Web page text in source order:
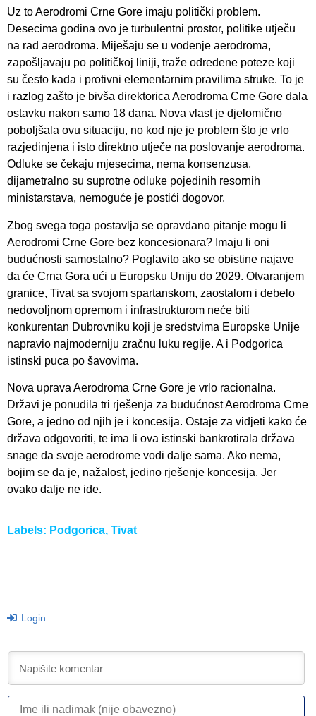
Uz to Aerodromi Crne Gore imaju politički problem.
Desecima godina ovo je turbulentni prostor, politike utječu
na rad aerodroma. Miješaju se u vođenje aerodroma,
zapošljavaju po političkoj liniji, traže određene poteze koji
su često kada i protivni elementarnim pravilima struke. To je
i razlog zašto je bivša direktorica Aerodroma Crne Gore dala
ostavku nakon samo 18 dana. Nova vlast je djelomično
poboljšala ovu situaciju, no kod nje je problem što je vrlo
razjedinjena i isto direktno utječe na poslovanje aerodroma.
Odluke se čekaju mjesecima, nema konsenzusa,
dijametralno su suprotne odluke pojedinih resornih
ministarstava, nemoguće je postići dogovor.
Zbog svega toga postavlja se opravdano pitanje mogu li
Aerodromi Crne Gore bez koncesionara? Imaju li oni
budućnosti samostalno? Poglavito ako se obistine najave
da će Crna Gora ući u Europsku Uniju do 2029. Otvaranjem
granice, Tivat sa svojom spartanskom, zaostalom i debelo
nedovoljnom opremom i infrastrukturom neće biti
konkurentan Dubrovniku koji je sredstvima Europske Unije
napravio najmoderniju zračnu luku regije. A i Podgorica
istinski puca po šavovima.
Nova uprava Aerodroma Crne Gore je vrlo racionalna.
Državi je ponudila tri rješenja za budućnost Aerodroma Crne
Gore, a jedno od njih je i koncesija. Ostaje za vidjeti kako će
država odgovoriti, te ima li ova istinski bankrotirala država
snage da svoje aerodrome vodi dalje sama. Ako nema,
bojim se da je, nažalost, jedino rješenje koncesija. Jer
ovako dalje ne ide.
Labels: Podgorica, Tivat
Login